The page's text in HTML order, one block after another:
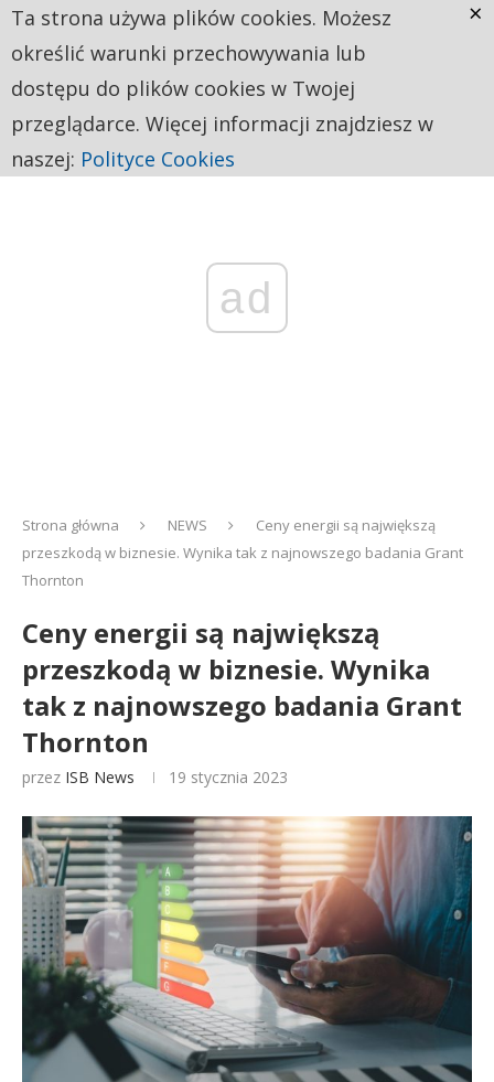
ad
Strona główna NEWS
Ceny energii są największą
przeszkodą w biznesie. Wynika tak z najnowszego badania Grant
Thornton
Ceny energii są największą
przeszkodą w biznesie. Wynika
tak z najnowszego badania Grant
Thornton
przez ISB News 19 stycznia 2023
Ta strona używa plików cookies. Możesz
określić warunki przechowywania lub
dostępu do plików cookies w Twojej
przeglądarce. Więcej informacji znajdziesz w
naszej: Polityce Cookies
×